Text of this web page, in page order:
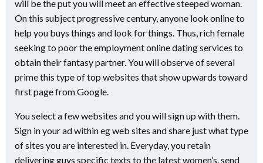
will be the put you will meet an effective steeped woman.
On this subject progressive century, anyone look online to
help you buys things and look for things. Thus, rich female
seeking to poor the employment online dating services to
obtain their fantasy partner. You will observe of several
prime this type of top websites that show upwards toward
first page from Google.
You select a few websites and you will sign up with them.
Sign in your ad within eg web sites and share just what type
of sites you are interested in. Everyday, you retain
delivering guys specific texts to the latest women’s, send